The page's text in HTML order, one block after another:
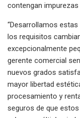
contengan impurezas
“Desarrollamos
los requisitos
excepcionalmente
gerente comercial
nuevos grados
mayor libertad
procesamiento y
seguros de que